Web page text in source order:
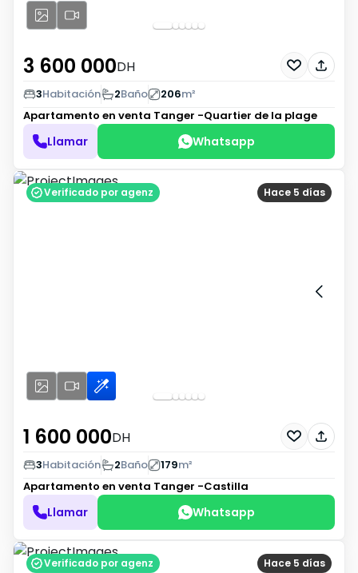
3 600 000DH
3Habitación 2Baño 206m²
Apartamento en venta Tanger -Quartier de la plage
Llamar Whatsapp
Hace 5 días
Verificado por agenz
1 600 000DH
3Habitación 2Baño 179m²
Apartamento en venta Tanger -Castilla
Llamar Whatsapp
Hace 5 días
Verificado por agenz